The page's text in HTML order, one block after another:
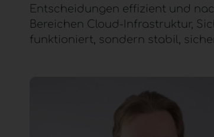
Entscheidungen effizient und
Bereichen Cloud-Infrastruktur,
funktioniert, sondern stabil,